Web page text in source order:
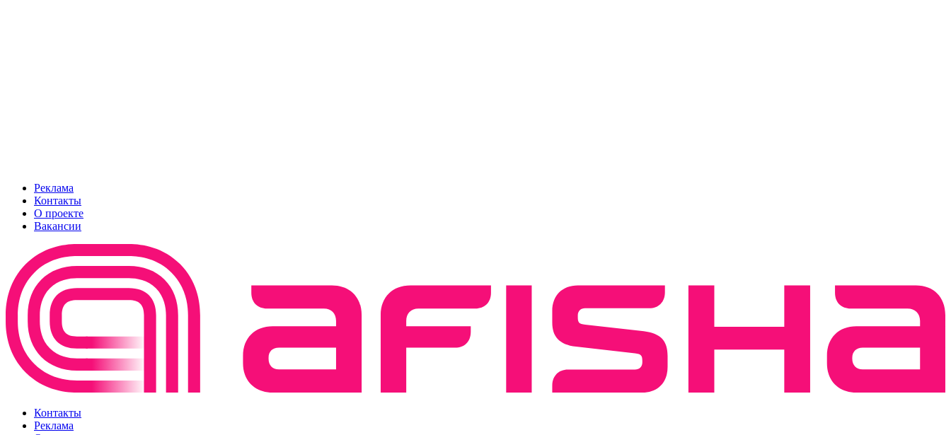
Реклама
Контакты
О проекте
Вакансии
Контакты
Реклама